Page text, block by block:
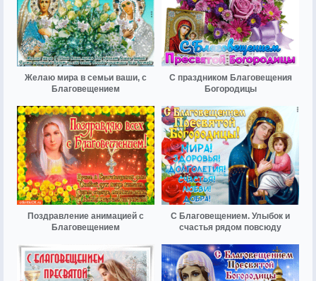
Желаю мира в семьи ваши, с
Благовещением
С праздником Благовещения
Богородицы
Поздравление анимацией с
Благовещением
С Благовещением. Улыбок и
счастья рядом повсюду